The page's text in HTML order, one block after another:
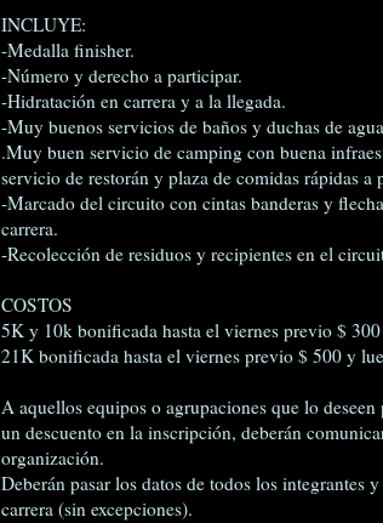
INCLUYE:
-Medalla finisher.
-Número y derecho a participar.
-Hidratación en carrera y a la llegada.
-Muy buenos servicios de baños y duchas de
.Muy buen servicio de camping con buena
servicio de restorán y plaza de comidas rápidas a
-Marcado del circuito con cintas banderas y
carrera.
-Recolección de residuos y recipientes en el
COSTOS
5K y 10k bonificada hasta el viernes previo $
21K bonificada hasta el viernes previo $ 500 y
A aquellos equipos o agrupaciones que lo
un descuento en la inscripción, deberán
organización.
Deberán pasar los datos de todos los integrantes
carrera (sin excepciones).